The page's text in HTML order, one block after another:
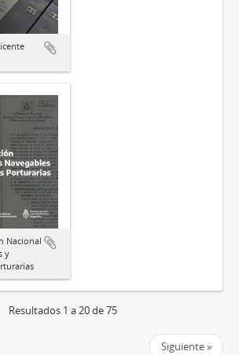
Nacional
y
Resultados 1 a 20 de 75
Siguiente »